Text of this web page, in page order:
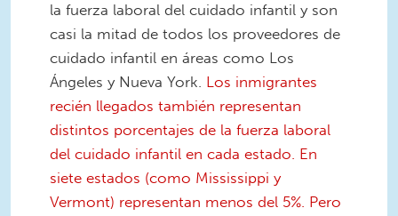
la fuerza laboral del cuidado infantil y son
casi la mitad de todos los proveedores de
cuidado infantil en áreas como Los
Ángeles y Nueva York. Los inmigrantes
recién llegados también representan
distintos porcentajes de la fuerza laboral
del cuidado infantil en cada estado. En
siete estados (como Mississippi y
Vermont) representan menos del 5%. Pero